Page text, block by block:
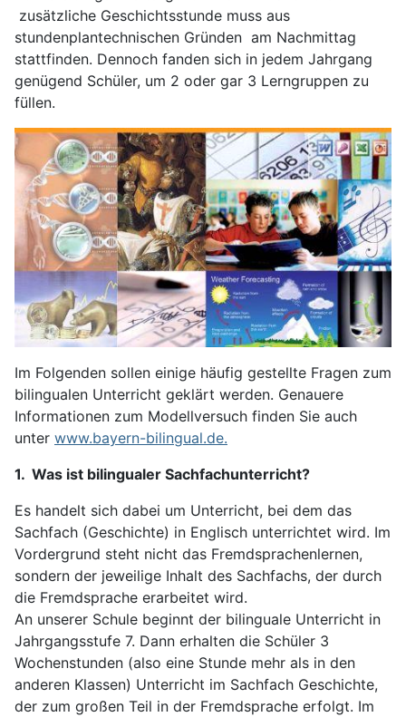
zusätzliche Geschichtsstunde muss aus
stundenplantechnischen Gründen am Nachmittag
stattfinden. Dennoch fanden sich in jedem Jahrgang
genügend Schüler, um 2 oder gar 3 Lerngruppen zu
füllen.
Im Folgenden sollen einige häufig gestellte Fragen zum
bilingualen Unterricht geklärt werden. Genauere
Informationen zum Modellversuch finden Sie auch
unter www.bayern-bilingual.de.
1. Was ist bilingualer Sachfachunterricht?
Es handelt sich dabei um Unterricht, bei dem das
Sachfach (Geschichte) in Englisch unterrichtet wird. Im
Vordergrund steht nicht das Fremdsprachenlernen,
sondern der jeweilige Inhalt des Sachfachs, der durch
die Fremdsprache erarbeitet wird.
An unserer Schule beginnt der bilinguale Unterricht in
Jahrgangsstufe 7. Dann erhalten die Schüler 3
Wochenstunden (also eine Stunde mehr als in den
anderen Klassen) Unterricht im Sachfach Geschichte,
der zum großen Teil in der Fremdsprache erfolgt. Im